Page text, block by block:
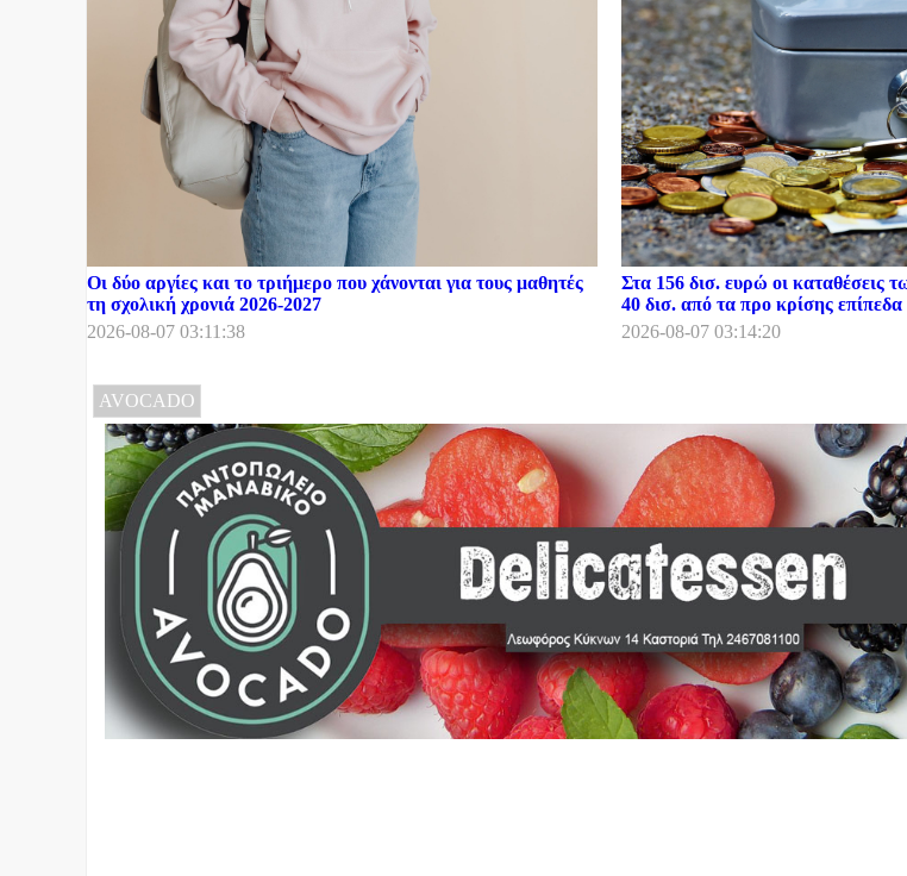
Οι δύο αργίες και το τριήμερο που χάνονται για τους μαθητές
τη σχολική χρονιά 2026-2027
2026-08-07 03:11:38
Στα 156 δισ. ευρώ οι καταθέσεις
40 δισ. από τα προ κρίσης επίπεδα
2026-08-07 03:14:20
AVOCADO